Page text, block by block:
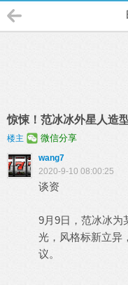
惊悚！范冰冰外星人造
楼主
微信分享
wang7
2020-9-10 08:00:25
谈资
9月9日，范冰冰为
光，风格标新立异
议。